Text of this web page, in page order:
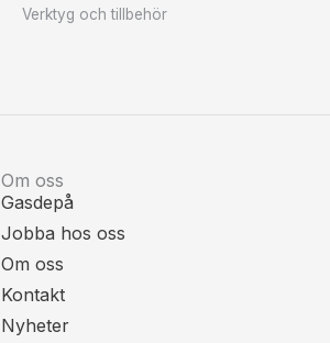
Verktyg och tillbehör
Om oss
Gasdepå
Jobba hos oss
Om oss
Kontakt
Nyheter